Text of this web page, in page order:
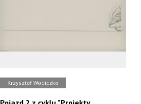
Krzysztof Wodiczko